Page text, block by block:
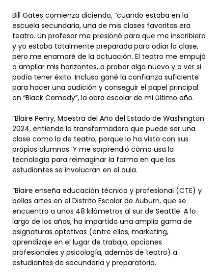
Bill Gates comienza diciendo, “cuando estaba en la
escuela secundaria, una de mis clases favoritas era
teatro. Un profesor me presionó para que me inscribiera
y yo estaba totalmente preparada para odiar la clase,
pero me enamoré de la actuación. El teatro me empujó
a ampliar mis horizontes, a probar algo nuevo y a ver si
podía tener éxito. Incluso gané la confianza suficiente
para hacer una audición y conseguir el papel principal
en “Black Comedy”, la obra escolar de mi último año.
“Blaire Penry, Maestra del Año del Estado de Washington
2024, entiende lo transformadora que puede ser una
clase como la de teatro, porque lo ha visto con sus
propios alumnos. Y me sorprendió cómo usa la
tecnología para reimaginar la forma en que los
estudiantes se involucran en el aula.
“Blaire enseña educación técnica y profesional (CTE) y
bellas artes en el Distrito Escolar de Auburn, que se
encuentra a unos 48 kilómetros al sur de Seattle. A lo
largo de los años, ha impartido una amplia gama de
asignaturas optativas (entre ellas, marketing,
aprendizaje en el lugar de trabajo, opciones
profesionales y psicología, además de teatro) a
estudiantes de secundaria y preparatoria.